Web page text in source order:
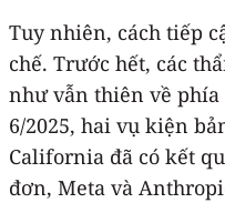
Tuy nhiên, cách tiếp
chế. Trước hết, các
như vẫn thiên về phía
6/2025, hai vụ kiện
California đã có kết
đơn, Meta và